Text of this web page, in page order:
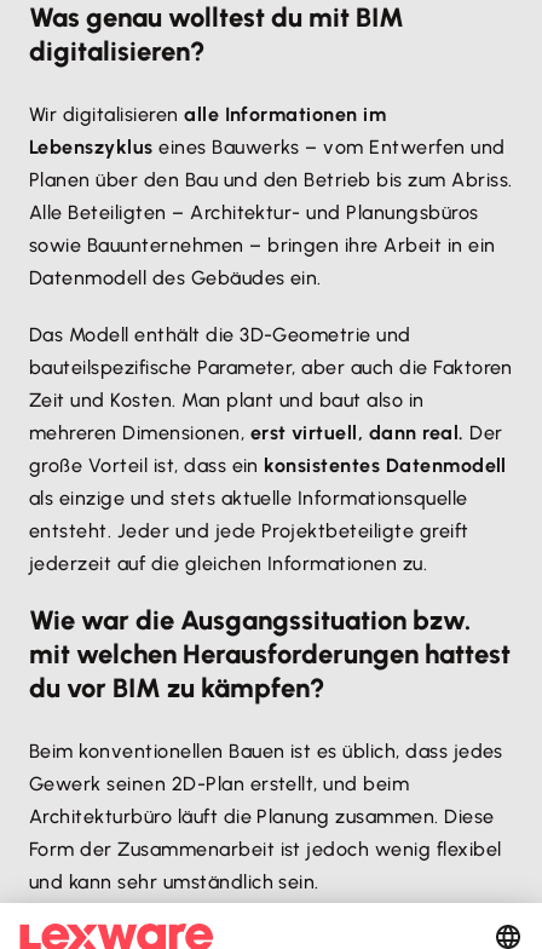
Was genau wolltest du mit BIM
digitalisieren?
Wir digitalisierenalle Informationen im
Lebenszyklus eines Bauwerks – vom Entwerfen und
Planen über den Bau und den Betrieb bis zum Abriss.
Alle Beteiligten – Architektur- und Planungsbüros
sowie Bauunternehmen – bringen ihre Arbeit in ein
Datenmodell des Gebäudes ein.
Das Modell enthält die 3D-Geometrie und
bauteilspezifische Parameter, aber auch die Faktoren
Zeit und Kosten. Man plant und baut also in
mehreren Dimensionen, erst virtuell, dann real. Der
große Vorteil ist, dass ein konsistentes Datenmodell
als einzige und stets aktuelle Informationsquelle
entsteht. Jeder und jede Projektbeteiligte greift
jederzeit auf die gleichen Informationen zu.
Wie war die Ausgangssituation bzw.
mit welchen Herausforderungen hattest
du vor BIM zu kämpfen?
Beim konventionellen Bauen ist es üblich, dass jedes
Gewerk seinen 2D-Plan erstellt, und beim
Architekturbüro läuft die Planung zusammen. Diese
Form der Zusammenarbeit ist jedoch wenig flexibel
und kann sehr umständlich sein.
Wird etwa im Laufe der Planung eine Wand